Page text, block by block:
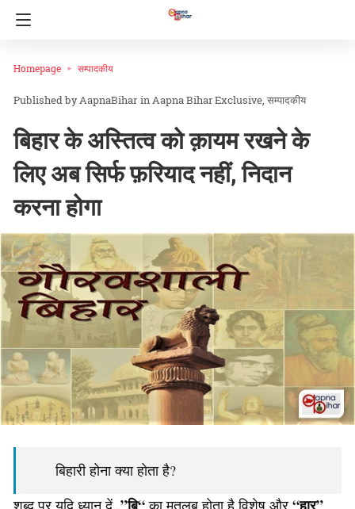
Homepage सम्पादकीय
AapnaBihar inAapna Bihar Exclusive सम्पादकीय
बिहार के अस्तित्व को क़ायम रखने के
लिए अब सिर्फ फ़रियाद नहीं, निदान
करना होगा
बिहारी होना क्या होता है?
शब्द पर यदि ध्यान दें,
का मतलब होता है विशेष और